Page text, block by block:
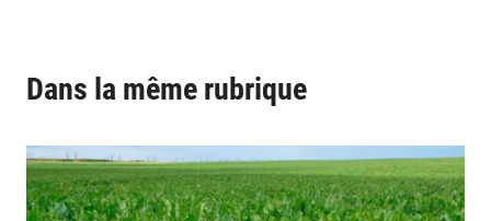
Dans la même rubrique